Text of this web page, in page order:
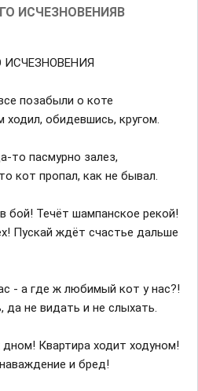
ИСЧЕЗНОВЕНИЯВ
позабыли о коте
обидевшись, кругом.
то пасмурно залез,
кот пропал, как не бывал.
бой! Течёт шампанское рекой!
Пускай ждёт счастье дальше
- а где ж любимый кот у нас?!
да не видать и не слыхать.
Квартира ходит ходуном!
и бред!